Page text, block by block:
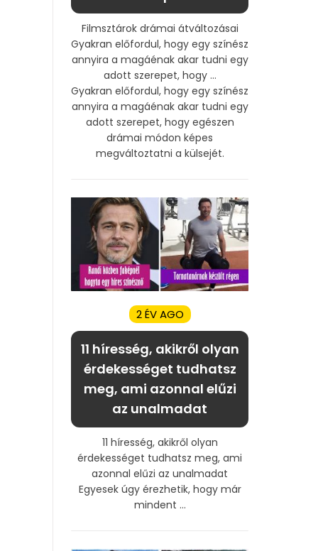
Filmsztárok drámai átváltozásai
Gyakran előfordul, hogy egy színész
annyira a magáénak akar tudni egy
adott szerepet, hogy ...
Gyakran előfordul, hogy egy színész
annyira a magáénak akar tudni egy
adott szerepet, hogy egészen
drámai módon képes
megváltoztatni a külsejét.
2 ÉV AGO
11 híresség, akikről olyan
érdekességet tudhatsz
meg, ami azonnal elűzi
az unalmadat
11 híresség, akikről olyan
érdekességet tudhatsz meg, ami
azonnal elűzi az unalmadat
Egyesek úgy érezhetik, hogy már
mindent ...